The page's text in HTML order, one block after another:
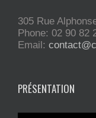
305 Rue
Phone: 02 90 82
Email:
PRÉSENTATION